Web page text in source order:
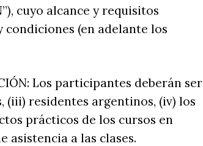
cuyo alcance y requisitos
(en adelante los
Los participantes deberán ser
(iii) residentes argentinos, (iv) los
prácticos de los cursos en
asistencia a las clases.